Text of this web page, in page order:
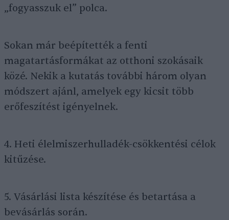
„fogyasszuk el” polca.
Sokan már beépítették a fenti
magatartásformákat az otthoni szokásaik
közé. Nekik a kutatás további három olyan
módszert ajánl, amelyek egy kicsit több
erőfeszítést igényelnek.
4. Heti élelmiszerhulladék-csökkentési célok
kitűzése.
5. Vásárlási lista készítése és betartása a
bevásárlás során.